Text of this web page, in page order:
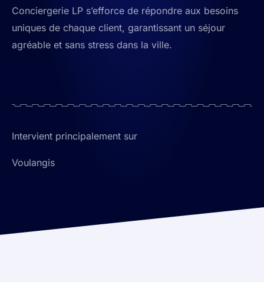
Conciergerie LP s’efforce de répondre aux besoins
uniques de chaque client, garantissant un séjour
agréable et sans stress dans la ville.
Intervient principalement sur
Voulangis